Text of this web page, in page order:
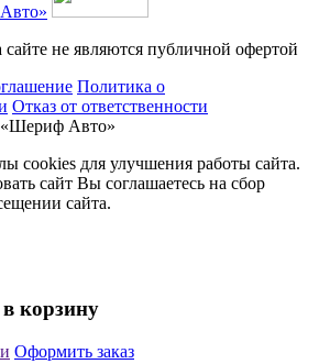
не являются публичной офертой
Политика о
Отказ от ответственности
Авто»
cookies для улучшения работы сайта.
сайт Вы соглашаетесь на сбор
сайта.
корзину
Оформить заказ